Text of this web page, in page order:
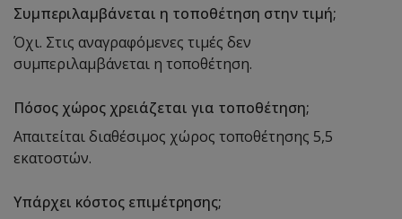
Συμπεριλαμβάνεται η τοποθέτηση στην τιμή;
Όχι. Στις αναγραφόμενες τιμές δεν
συμπεριλαμβάνεται η τοποθέτηση.
Πόσος χώρος χρειάζεται για τοποθέτηση;
Απαιτείται διαθέσιμος χώρος τοποθέτησης 5,5
εκατοστών.
Υπάρχει κόστος επιμέτρησης;